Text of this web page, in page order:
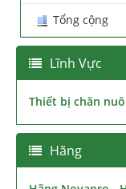
Tổng cộng
Lĩnh Vực
Thiết bị chăn
Hãng